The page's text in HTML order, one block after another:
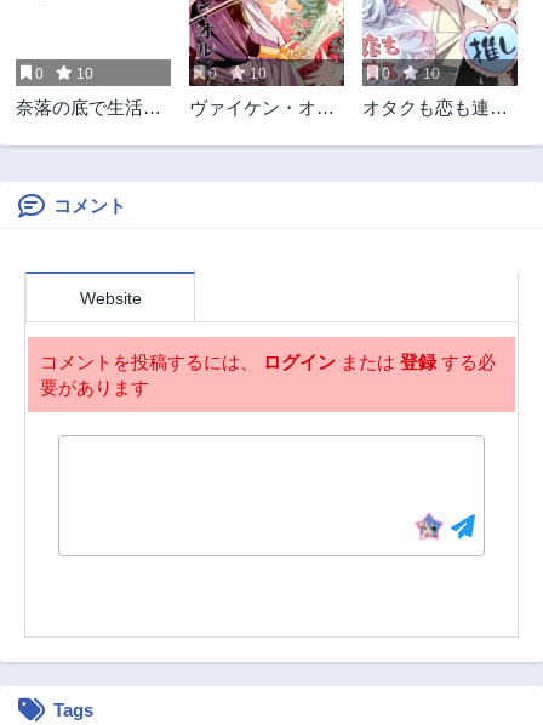
0 10
奈落の底で生活し
た私は『聖魔女』
になっていた
0 10
ヴァイケン・オル
年後だったんだけ
事はじめます～
0 10
オタクも恋も連鎖
コメント
Website
コメントを投稿するには、 ログイン または 登録する必
要があります
Tags